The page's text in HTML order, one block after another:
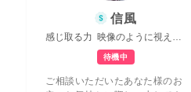
信風
感じ取る力 映像のように視える
待機中
ご相談いただいたあなた様のお